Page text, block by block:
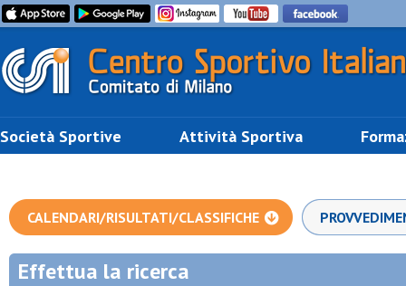
Società Sportive Attività Sportiva
CALENDARI/RISULTATI/CLASSIFICHE
Effettua la ricerca